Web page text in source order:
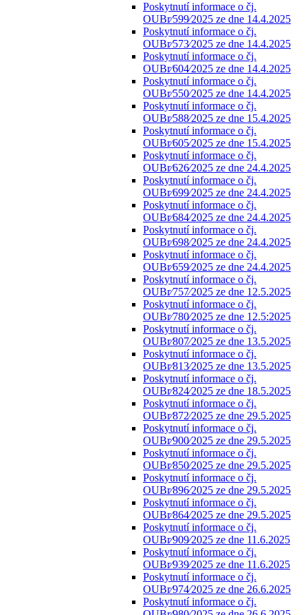
Poskytnutí informace o čj.
OUBr⁄599⁄2025 ze dne 14.4.2025
Poskytnutí informace o čj.
OUBr⁄573⁄2025 ze dne 14.4.2025
Poskytnutí informace o čj.
OUBr⁄604⁄2025 ze dne 14.4.2025
Poskytnutí informace o čj.
OUBr⁄550⁄2025 ze dne 14.4.2025
Poskytnutí informace o čj.
OUBr⁄588⁄2025 ze dne 15.4.2025
Poskytnutí informace o čj.
OUBr⁄605⁄2025 ze dne 15.4.2025
Poskytnutí informace o čj.
OUBr⁄626⁄2025 ze dne 24.4.2025
Poskytnutí informace o čj.
OUBr⁄699⁄2025 ze dne 24.4.2025
Poskytnutí informace o čj.
OUBr⁄684⁄2025 ze dne 24.4.2025
Poskytnutí informace o čj.
OUBr⁄698⁄2025 ze dne 24.4.2025
Poskytnutí informace o čj.
OUBr⁄659⁄2025 ze dne 24.4.2025
Poskytnutí informace o čj.
OUBr⁄757⁄2025 ze dne 12.5.2025
Poskytnutí informace o čj.
OUBr⁄780⁄2025 ze dne 12.5:2025
Poskytnutí informace o čj.
OUBr⁄807⁄2025 ze dne 13.5.2025
Poskytnutí informace o čj.
OUBr⁄813⁄2025 ze dne 13.5.2025
Poskytnutí informace o čj.
OUBr⁄824⁄2025 ze dne 18.5.2025
Poskytnutí informace o čj.
OUBr⁄872⁄2025 ze dne 29.5.2025
Poskytnutí informace o čj.
OUBr⁄900⁄2025 ze dne 29.5.2025
Poskytnutí informace o čj.
OUBr⁄850⁄2025 ze dne 29.5.2025
Poskytnutí informace o čj.
OUBr⁄896⁄2025 ze dne 29.5.2025
Poskytnutí informace o čj.
OUBr⁄864⁄2025 ze dne 29.5.2025
Poskytnutí informace o čj.
OUBr⁄909⁄2025 ze dne 11.6.2025
Poskytnutí informace o čj.
OUBr⁄939⁄2025 ze dne 11.6.2025
Poskytnutí informace o čj.
OUBr⁄974⁄2025 ze dne 26.6.2025
Poskytnutí informace o čj.